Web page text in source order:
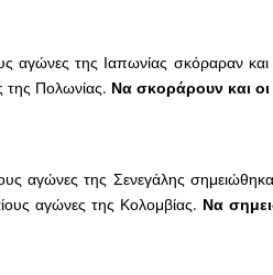
αγώνες της Ιαπωνίας σκόραραν
της Πολωνίας. Να σκοράρουν και
αγώνες της Σενεγάλης
αγώνες της Κολομβίας. Να